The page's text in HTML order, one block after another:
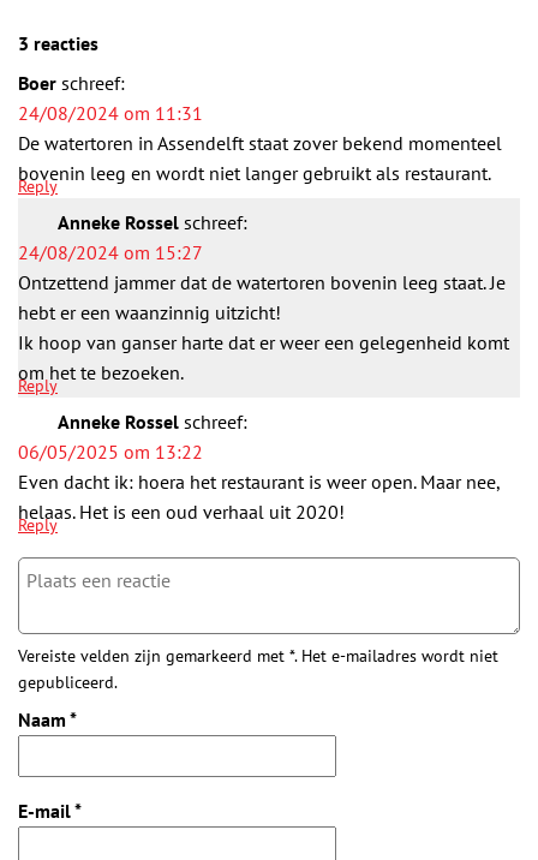
3 reacties
Boer schreef:
24/08/2024 om 11:31
De watertoren in Assendelft staat zover bekend momenteel
bovenin leeg en wordt niet langer gebruikt als restaurant.
Reply
Anneke Rossel schreef:
24/08/2024 om 15:27
Ontzettend jammer dat de watertoren bovenin leeg staat. Je
hebt er een waanzinnig uitzicht!
Ik hoop van ganser harte dat er weer een gelegenheid komt
om het te bezoeken.
Reply
Anneke Rossel schreef:
06/05/2025 om 13:22
Even dacht ik: hoera het restaurant is weer open. Maar nee,
helaas. Het is een oud verhaal uit 2020!
Reply
Vereiste velden zijn gemarkeerd met *. Het e-mailadres wordt niet
gepubliceerd.
Naam *
E-mail*